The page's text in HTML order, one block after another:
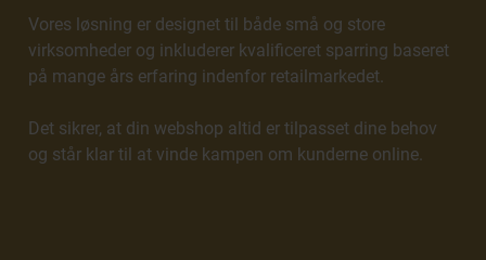
Vores løsning er designet til både små og store
virksomheder og inkluderer kvalificeret sparring baseret
på mange års erfaring indenfor retailmarkedet.
Det sikrer, at din webshop altid er tilpasset dine behov
og står klar til at vinde kampen om kunderne online.